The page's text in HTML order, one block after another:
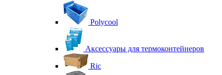
Polycool
Аксессуары для термоконтейнеров
Ric